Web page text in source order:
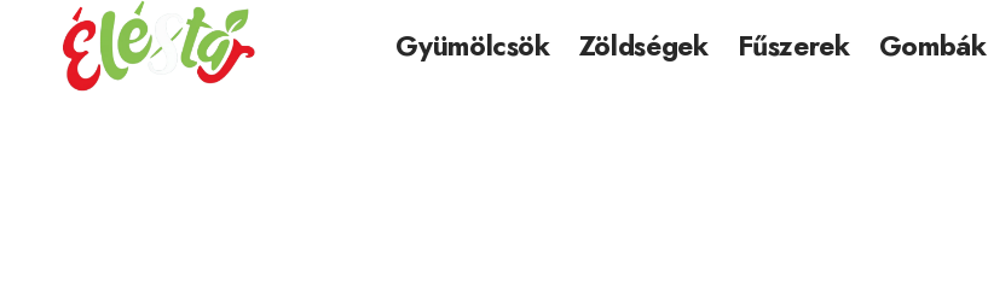
Gyümölcsök Zöldségek Fűszerek Gombák